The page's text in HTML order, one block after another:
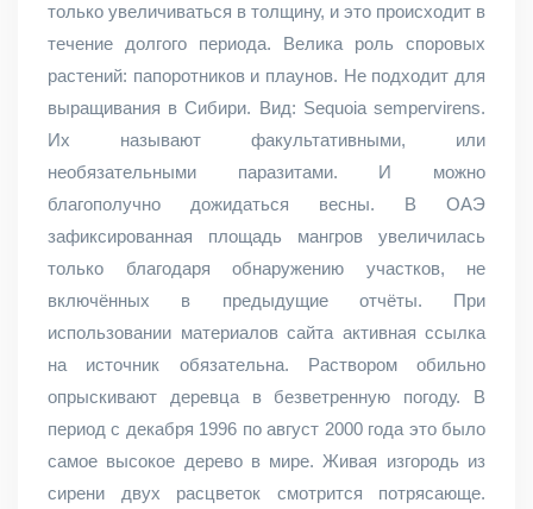
только увеличиваться в толщину, и это происходит в
течение долгого периода. Велика роль споровых
растений: папоротников и плаунов. Не подходит для
выращивания в Сибири. Вид: Sequoia sempervirens.
Их называют факультативными, или
необязательными паразитами. И можно
благополучно дожидаться весны. В ОАЭ
зафиксированная площадь мангров увеличилась
только благодаря обнаружению участков, не
включённых в предыдущие отчёты. При
использовании материалов сайта активная ссылка
на источник обязательна. Раствором обильно
опрыскивают деревца в безветренную погоду. В
период с декабря 1996 по август 2000 года это было
самое высокое дерево в мире. Живая изгородь из
сирени двух расцветок смотрится потрясающе.